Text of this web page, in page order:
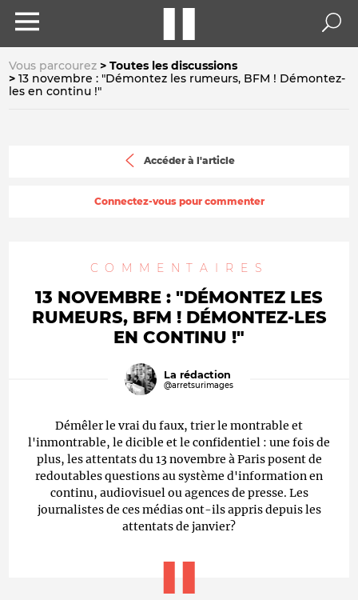
Vous parcourez
Toutes les discussions
13 novembre : "Démontez les rumeurs, BFM ! Démontez-
les en continu !"
Accéder à l'article
Connectez-vous pour commenter
COMMENTAIRES
13 NOVEMBRE : "DÉMONTEZ LES
RUMEURS, BFM ! DÉMONTEZ-LES
EN CONTINU !"
La rédaction
@arretsurimages
Démêler le vrai du faux, trier le montrable et
l'inmontrable, le dicible et le confidentiel : une fois de
plus, les attentats du 13 novembre à Paris posent de
redoutables questions au système d'information en
continu, audiovisuel ou agences de presse. Les
journalistes de ces médias ont-ils appris depuis les
attentats de janvier?